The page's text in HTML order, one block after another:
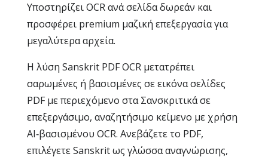
Υποστηρίζει OCR ανά σελίδα δωρεάν και
προσφέρει premium μαζική επεξεργασία για
μεγαλύτερα αρχεία.
Η λύση Sanskrit PDF OCR μετατρέπει
σαρωμένες ή βασισμένες σε εικόνα σελίδες
PDF με περιεχόμενο στα Σανσκριτικά σε
επεξεργάσιμο, αναζητήσιμο κείμενο με χρήση
AI‑βασισμένου OCR. Ανεβάζετε το PDF,
επιλέγετε Sanskrit ως γλώσσα αναγνώρισης,